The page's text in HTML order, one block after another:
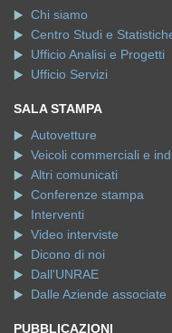
Chi siamo
Centro Studi e
Ufficio Analisi e Progetti
Ufficio Servizi
SALA STAMPA
Autovetture
Veicoli commerciali e
Altri comunicati
Conferenze stampa
Interventi
Video interviste
Dicono di noi
Dall'UNRAE
Dalle Aziende associate
PUBBLICAZIONI